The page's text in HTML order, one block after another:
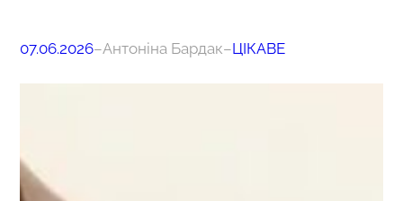
07.06.2026–Антоніна Бардак–ЦІКАВЕ